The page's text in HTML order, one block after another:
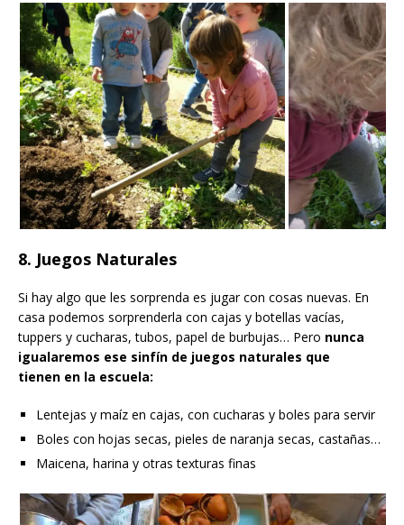
8. Juegos Naturales
Si hay algo que les sorprenda es jugar con cosas nuevas. En
casa podemos sorprenderla con cajas y botellas vacías,
tuppers y cucharas, tubos, papel de burbujas… Pero nunca
igualaremos ese sinfín de juegos naturales que
tienen en la escuela:
Lentejas y maíz en cajas, con cucharas y boles para servir
Boles con hojas secas, pieles de naranja secas, castañas…
Maicena, harina y otras texturas finas